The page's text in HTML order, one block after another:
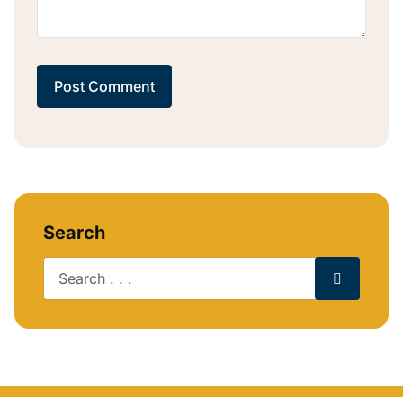
Post Comment
Search